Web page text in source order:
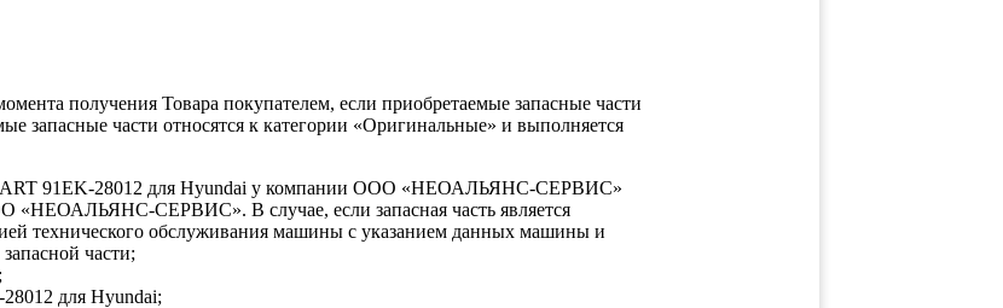
получения Товара покупателем, если приобретаемые запасные части
запасные части относятся к категории «Оригинальные» и выполняется
91EK-28012 для Hyundai у компании ООО «НЕОАЛЬЯНС-СЕРВИС»
«НЕОАЛЬЯНС-СЕРВИС». В случае, если запасная часть является
технического обслуживания машины с указанием данных машины и
части;
для Hyundai;